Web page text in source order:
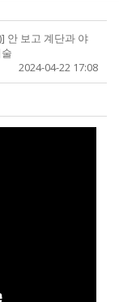
안 보고 계단과 야
2024-04-22 17:08